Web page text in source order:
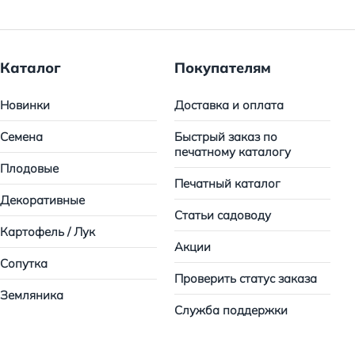
Каталог
Новинки
Семена
Плодовые
Декоративные
Картофель / Лук
Сопутка
Земляника
Покупателям
Доставка и оплата
Быстрый заказ по
печатному каталогу
Печатный каталог
Статьи садоводу
Акции
Проверить статус заказа
Служба поддержки